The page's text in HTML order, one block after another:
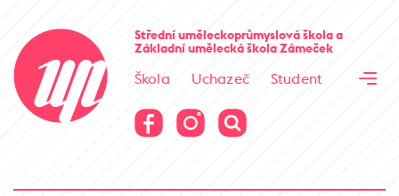
Střední uměleckoprůmyslová školaa
Základní umělecká školaZámeček
Škola Uchazeč
Student
Virtuální prohlídka
Virtuální prohlídka